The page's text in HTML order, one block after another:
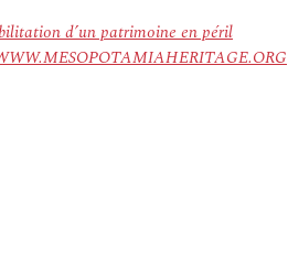
d’un patrimoine en péril